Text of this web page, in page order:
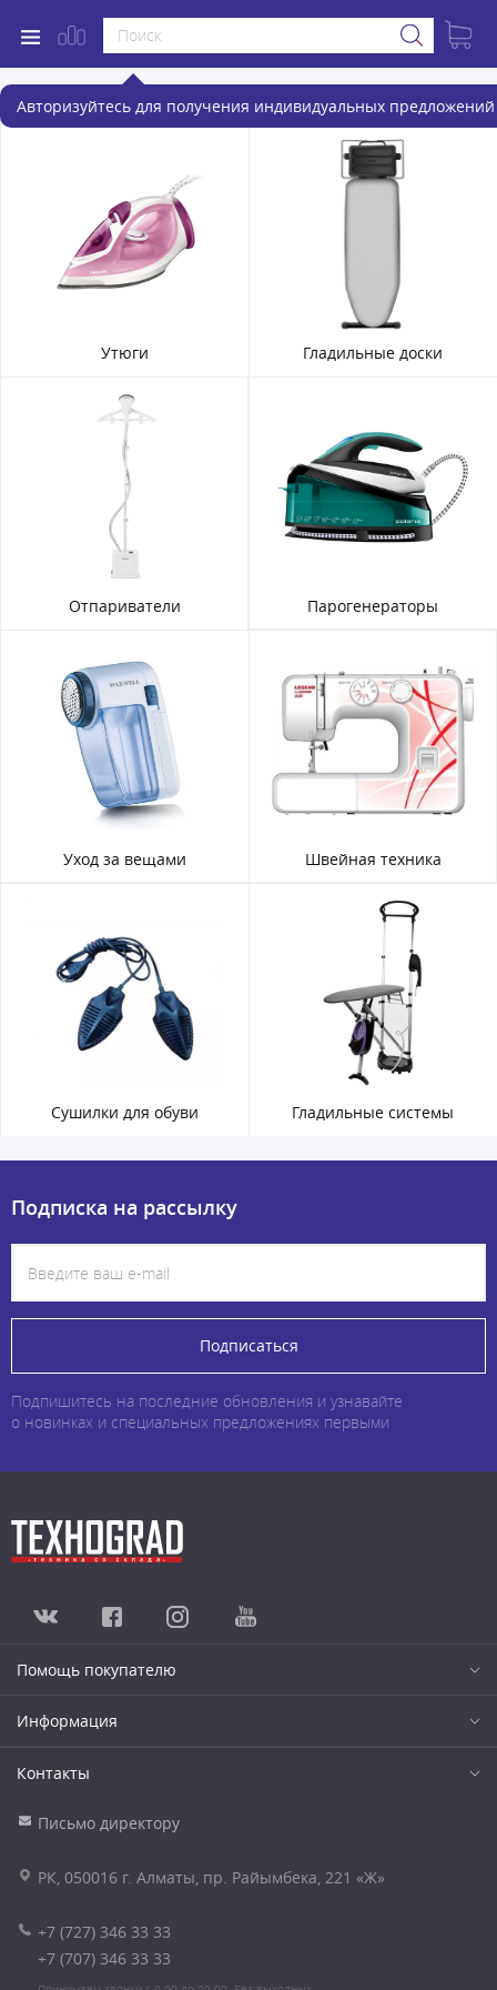
Авторизуйтесь для получения индивидуальных предложений
Товары для ухода за одеждой
Утюги Гладильные доски
Отпариватели Парогенераторы
Уход за вещами Швейная техника
Сушилки для обуви Гладильные системы
Подписка на рассылку
Подписаться
Подпишитесь на последние обновления и узнавайте
о новинках и специальных предложениях первыми
Помощь покупателю
Информация
Контакты
Письмо директору
РК, 050016 г. Алматы, пр. Райымбека, 221 «Ж»
+7 (727) 346 33 33
+7 (707) 346 33 33